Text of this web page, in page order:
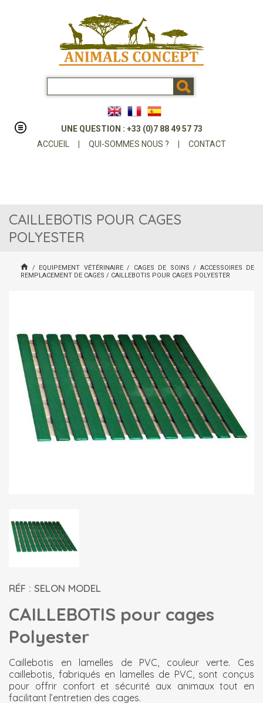
UNE QUESTION : +33 (0)7 88 49 57 73
ACCUEIL
QUI-SOMMES NOUS ? CONTACT
CAILLEBOTIS POUR CAGES
POLYESTER
/ EQUIPEMENT VÉTÉRINAIRE/ CAGES DE SOINS / ACCESSOIRES DE
REMPLACEMENT DE CAGES / CAILLEBOTIS POUR CAGES POLYESTER
RÉF : SELON MODEL
CAILLEBOTIS pour cages
Polyester
Caillebotis en lamelles de PVC, couleur verte. Ces
caillebotis, fabriqués en lamelles de PVC, sont conçus
pour offrir confort et sécurité aux animaux tout en
facilitant l’entretien des cages.